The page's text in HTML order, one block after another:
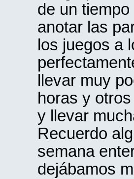
de un
anotar las
los juegos a
llevar muy
horas y
y llevar
Recuerdo
semana
dejábamos